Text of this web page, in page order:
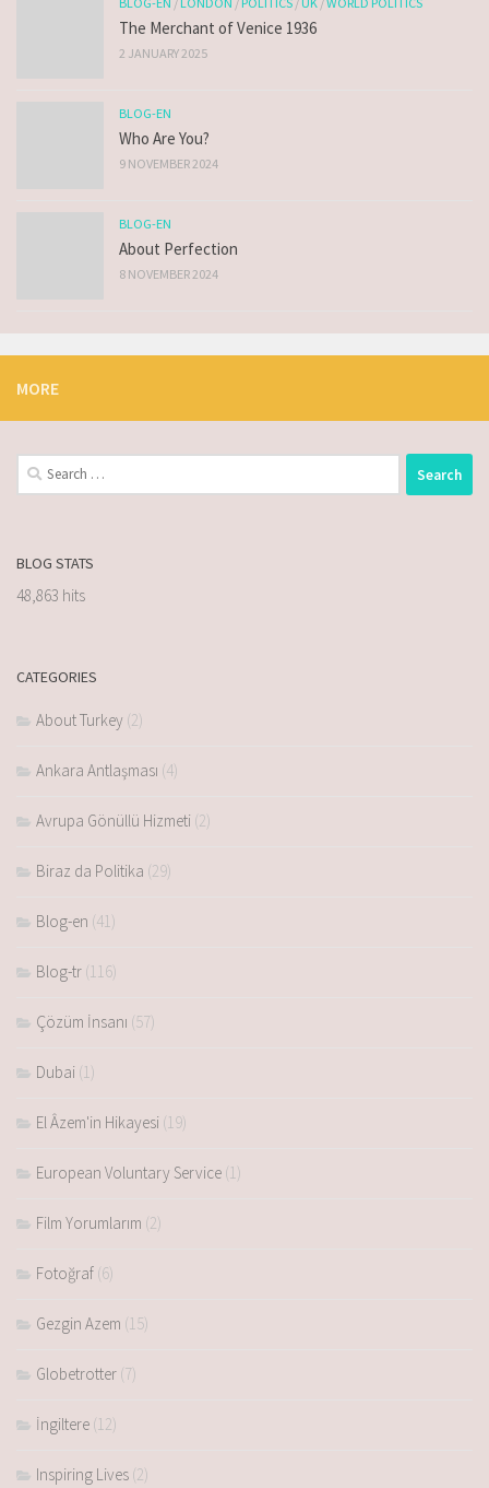
The Merchant of Venice 1936
2 JANUARY 2025
BLOG-EN
Who Are You?
9 NOVEMBER 2024
BLOG-EN
About Perfection
8 NOVEMBER 2024
MORE
BLOG STATS
48,863 hits
CATEGORIES
About Turkey (2)
Ankara Antlaşması (4)
Avrupa Gönüllü Hizmeti (2)
Biraz da Politika (29)
Blog-en (41)
Blog-tr (116)
Çözüm İnsanı (57)
Dubai (1)
El Âzem'in Hikayesi (19)
European Voluntary Service (1)
Film Yorumlarım (2)
Fotoğraf (6)
Gezgin Azem (15)
Globetrotter (7)
İngiltere (12)
Inspiring Lives (2)